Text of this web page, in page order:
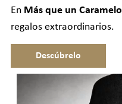
En Más que un Caramelo
regalos extraordinarios.
Descúbrelo